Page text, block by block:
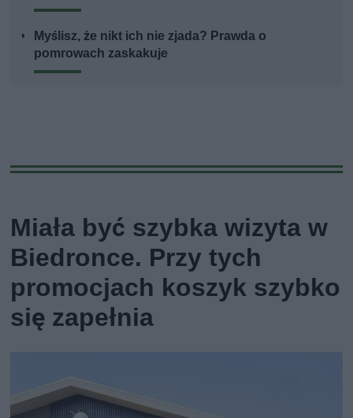
Myślisz, że nikt ich nie zjada? Prawda o
pomrowach zaskakuje
Miała być szybka wizyta w
Biedronce. Przy tych
promocjach koszyk szybko
się zapełnia